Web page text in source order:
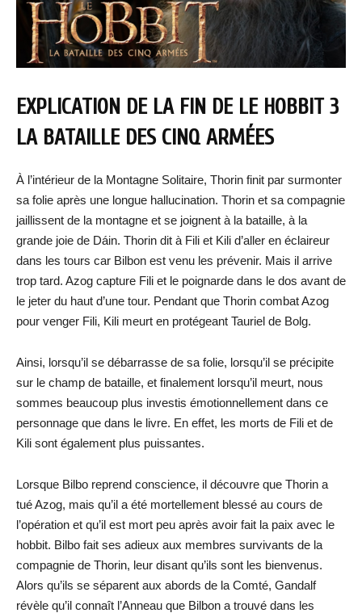
EXPLICATION DE LA FIN DE LE HOBBIT 3
LA BATAILLE DES CINQ ARMÉES
À l’intérieur de la Montagne Solitaire, Thorin finit par surmonter
sa folie après une longue hallucination. Thorin et sa compagnie
jaillissent de la montagne et se joignent à la bataille, à la
grande joie de Dáin. Thorin dit à Fili et Kili d’aller en éclaireur
dans les tours car Bilbon est venu les prévenir. Mais il arrive
trop tard. Azog capture Fili et le poignarde dans le dos avant de
le jeter du haut d’une tour. Pendant que Thorin combat Azog
pour venger Fili, Kili meurt en protégeant Tauriel de Bolg.
Ainsi, lorsqu’il se débarrasse de sa folie, lorsqu’il se précipite
sur le champ de bataille, et finalement lorsqu’il meurt, nous
sommes beaucoup plus investis émotionnellement dans ce
personnage que dans le livre. En effet, les morts de Fili et de
Kili sont également plus puissantes.
Lorsque Bilbo reprend conscience, il découvre que Thorin a
tué Azog, mais qu’il a été mortellement blessé au cours de
l’opération et qu’il est mort peu après avoir fait la paix avec le
hobbit. Bilbo fait ses adieux aux membres survivants de la
compagnie de Thorin, leur disant qu’ils sont les bienvenus.
Alors qu’ils se séparent aux abords de la Comté, Gandalf
révèle qu’il connaît l’Anneau que Bilbon a trouvé dans les